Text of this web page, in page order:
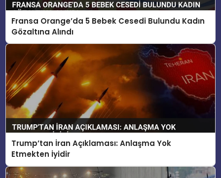
Fransa Orange’da 5 Bebek Cesedi Bulundu Kadın
Gözaltına Alındı
Trump’tan İran Açıklaması: Anlaşma Yok
Etmekten İyidir